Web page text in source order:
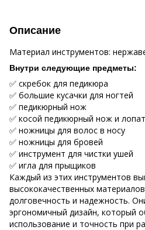
Описание
Материал инструментов:
Внутри следующие предметы:
✅ скребок для педикюра
✅ большие кусачки для ногтей
✅ педикюрный нож
✅ косой педикюрный нож и
✅ ножницы для волос в носу
✅ ножницы для бровей
✅ инструмент для чистки ушей
✅ игла для прыщиков
Каждый из этих инструментов
высококачественных
долговечность и надежность.
эргономичный дизайн, который
использование и точность при